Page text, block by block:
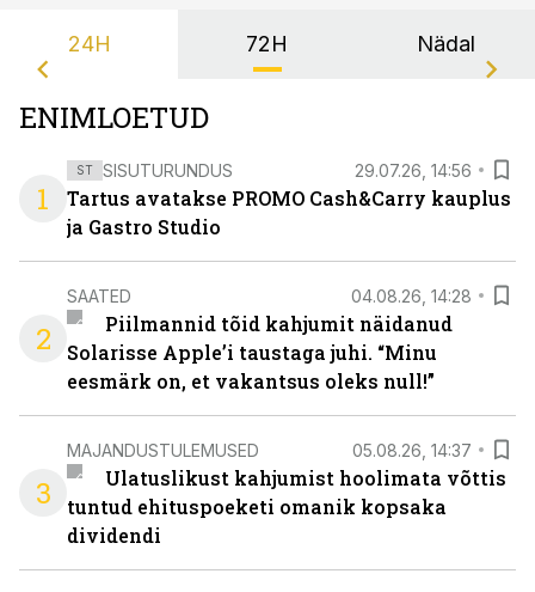
24H 72H Nädal
ENIMLOETUD
1
ST SISUTURUNDUS 29.07.26, 14:56
Tartus avatakse PROMO Cash&Carry kauplus
ja Gastro Studio
2
SAATED 04.08.26, 14:28
Piilmannid tõid kahjumit näidanud
Solarisse Apple’i taustaga juhi. “Minu
eesmärk on, et vakantsus oleks null!”
3
MAJANDUSTULEMUSED 05.08.26, 14:37
Ulatuslikust kahjumist hoolimata võttis
tuntud ehituspoeketi omanik kopsaka
dividendi